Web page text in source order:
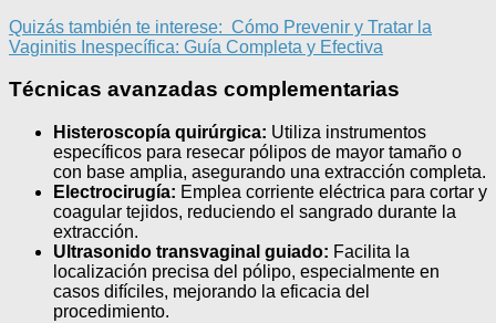
Quizás también te interese: Cómo Prevenir y Tratar la
Vaginitis Inespecífica: Guía Completa y Efectiva
Técnicas avanzadas complementarias
Histeroscopía quirúrgica: Utiliza instrumentos
específicos para resecar pólipos de mayor tamaño o
con base amplia, asegurando una extracción completa.
Electrocirugía: Emplea corriente eléctrica para cortar y
coagular tejidos, reduciendo el sangrado durante la
extracción.
Ultrasonido transvaginal guiado: Facilita la
localización precisa del pólipo, especialmente en
casos difíciles, mejorando la eficacia del
procedimiento.